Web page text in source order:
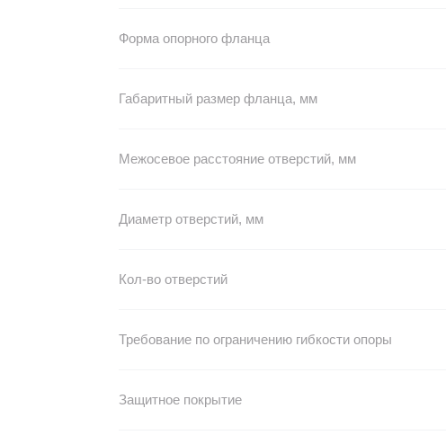
Форма опорного фланца
Габаритный размер фланца, мм
Межосевое расстояние отверстий, мм
Диаметр отверстий, мм
Кол-во отверстий
Требование по ограничению гибкости опоры
Защитное покрытие